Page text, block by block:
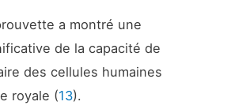
a montré une
de la capacité de
des cellules humaines
royale (13).